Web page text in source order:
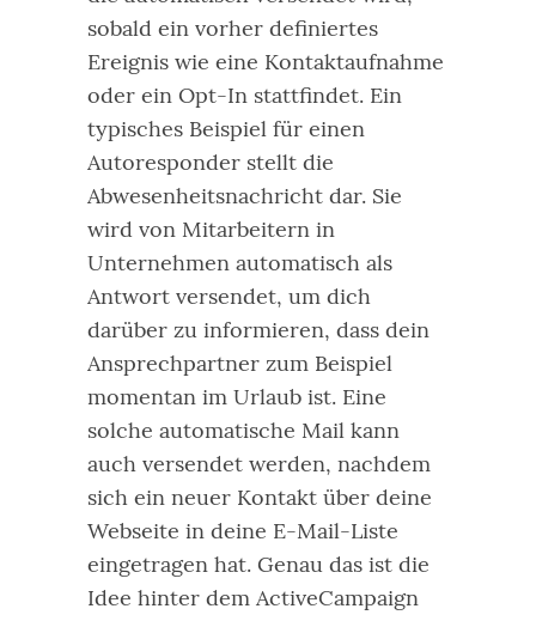
sobald ein vorher definiertes
Ereignis wie eine Kontaktaufnahme
oder ein Opt-In stattfindet. Ein
typisches Beispiel für einen
Autoresponder stellt die
Abwesenheitsnachricht dar. Sie
wird von Mitarbeitern in
Unternehmen automatisch als
Antwort versendet, um dich
darüber zu informieren, dass dein
Ansprechpartner zum Beispiel
momentan im Urlaub ist. Eine
solche automatische Mail kann
auch versendet werden, nachdem
sich ein neuer Kontakt über deine
Webseite in deine E-Mail-Liste
eingetragen hat. Genau das ist die
Idee hinter dem ActiveCampaign